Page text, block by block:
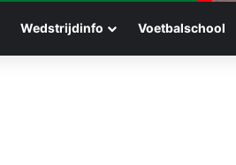
Wedstrijdinfo Voetbalschool